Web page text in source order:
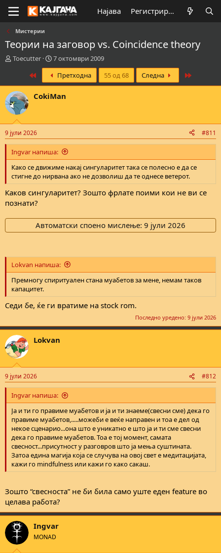
Најава Регистрирај се
Мистерии
Теории на заговор vs. Coincidence theory
К
а
т
о
р
н
т
е
м
а
т
а
Toecutter
В
р
м
е
п
о
ч
н
у
в
а
њ
7 октомври 2009
Претходна 55 од 68 Следна
CokiMan
9 јули 2026 #811
Ingvar напиша:
Како се движиме накај сингуларитет така се полесно е да се
стигне до нирвана ако не дозволиш да те однесе ветерот.
Каков сингуларитет? Зошто фрлате поими кои не ви се
познати?
Автоматски споено мислење: 9 јули 2026
Lokvan напиша:
Премногу спиритуален стана муабетов за мене, немам таков
капацитет.
Седи бе, ќе ги вратиме на stock rom.
Последно уредено: 9 јули 2026
Lokvan
9 јули 2026 #812
Ingvar напиша:
Ја и ти го правиме муабетов и ја и ти знаеме(свесни сме) дека го
правиме муабетов,.....можеби е веќе направен и тоа е дел од
некое сценарио...она што е уникатно е што ја и ти сме свесни
дека го правиме муабетов. Тоа е тој момент, самата
свесност...присутност у разговров што ја мења суштината.
Затоа едина магија која се случува на овој свет е медитацијата,
кажи го mindfulness или кажи го како сакаш.
Зошто “свесноста” не би била само уште еден feature во
целава работа?
Ingvar
MONAD